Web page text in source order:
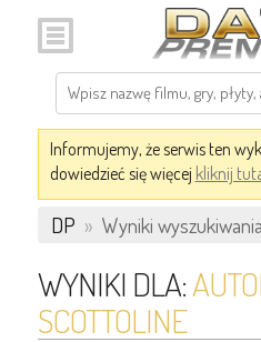
Informujemy, że serwis ten
dowiedzieć się więcej kliknij
DP » Wyniki wyszukiwania
WYNIKI DLA:
SCOTTOLINE